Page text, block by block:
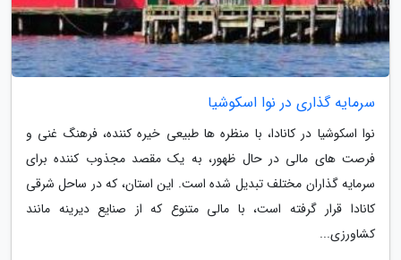
سرمایه گذاری در نوا اسکوشیا
نوا اسکوشیا در کانادا، با منظره ها طبیعی خیره کننده، فرهنگ غنی و
فرصت های مالی در حال ظهور، به یک مقصد مجذوب کننده برای
سرمایه گذاران مختلف تبدیل شده است. این استان، که در ساحل شرقی
کانادا قرار گرفته است، با مالی متنوع که از صنایع دیرینه مانند
کشاورزی...